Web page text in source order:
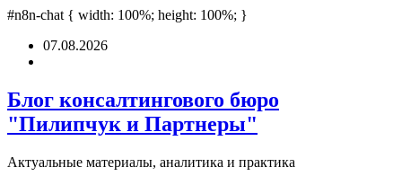
grandpashabetdeneme bonusuPadişahbet
#n8n-chat { width: 100%; height: 100%; }
Перейти07.08.2026
Блог консалтингового бюро
"Пилипчук и Партнеры"
Актуальные материалы, аналитика и практика